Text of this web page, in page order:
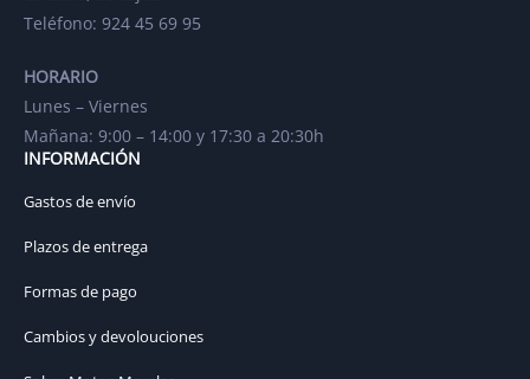
Teléfono: 924 45 69 95
HORARIO
Lunes – Viernes
Mañana: 9:00 – 14:00 y 17:30 a 20:30h
INFORMACIÓN
Gastos de envío
Plazos de entrega
Formas de pago
Cambios y devolouciones